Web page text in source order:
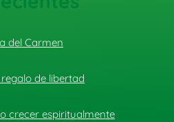
del Carmen
de libertad
crecer espiritualmente